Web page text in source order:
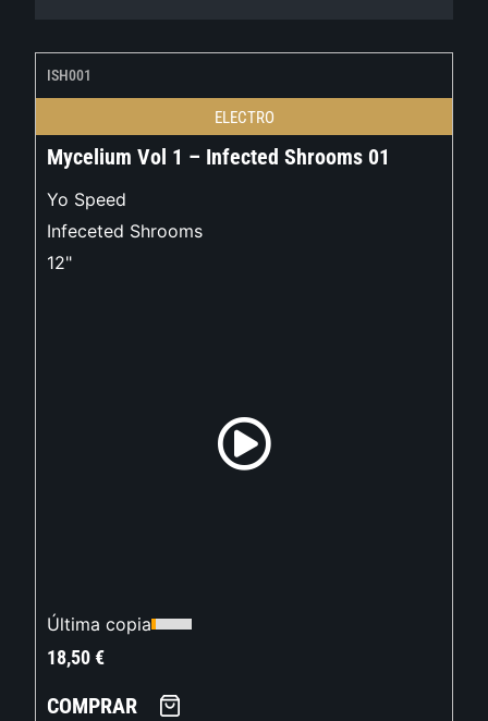
ISH001
ELECTRO
Mycelium Vol 1 – Infected Shrooms 01
Yo Speed
Infeceted Shrooms
12"
Última copia
18,50€
COMPRAR